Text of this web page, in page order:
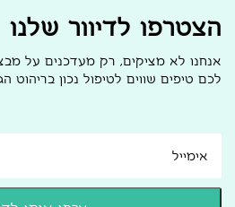
הצטרפו לדיוור שלנו
אנחנו לא מציקים, רק מעדכנים על
לכם טיפים שווים לטיפול נכון בריהוט